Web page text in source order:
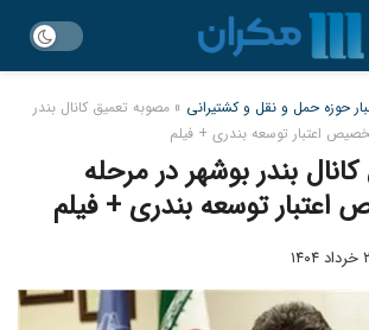
حوزه حمل و نقل و کشتیرانی » مصوبه تعمیق کانال بندر
اعتبار توسعه بندری + فیلم
بندر بوشهر در مرحله
توسعه بندری + فیلم